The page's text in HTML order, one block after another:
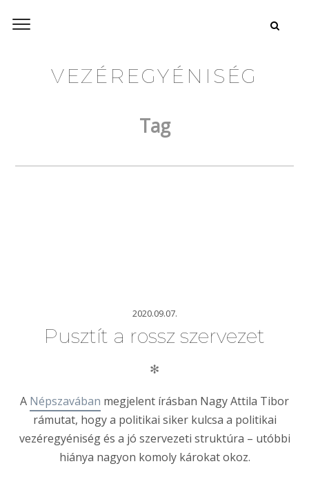
VEZÉREGYÉNISÉG
Tag
2020.09.07.
Pusztít a rossz szervezet
✻
A Népszavában megjelent írásban Nagy Attila Tibor
rámutat, hogy a politikai siker kulcsa a politikai
vezéregyéniség és a jó szervezeti struktúra – utóbbi
hiánya nagyon komoly károkat okoz.